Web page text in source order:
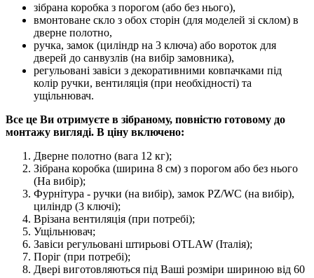
зібрана коробка з порогом (або без нього),
вмонтоване скло з обох сторін (для моделей зі склом) в
дверне полотно,
ручка, замок (циліндр на 3 ключа) або вороток для
дверей до санвузлів (на вибір замовника),
регульовані завіси з декоративними ковпачками під
колір ручки, вентиляція (при необхідності) та
ущільнювач.
Все це Ви отримуєте в зібраному, повністю готовому до
монтажу вигляді. В ціну включено:
Дверне полотно (вага 12 кг);
Зібрана коробка (ширина 8 см) з порогом або без нього
(На вибір);
Фурнітура - ручки (на вибір), замок PZ/WC (на вибір),
циліндр (3 ключі);
Врізана вентиляція (при потребі);
Ущільнювач;
Завіси регульовані штирьові OTLAW (Італія);
Поріг (при потребі);
Двері виготовляються під Ваші розміри шириною від 60